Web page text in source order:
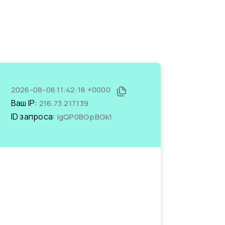
2026-08-08 11:42:18 +0000
Ваш IP: 216.73.217.139
ID запроса: IgQP0BGpBGk1